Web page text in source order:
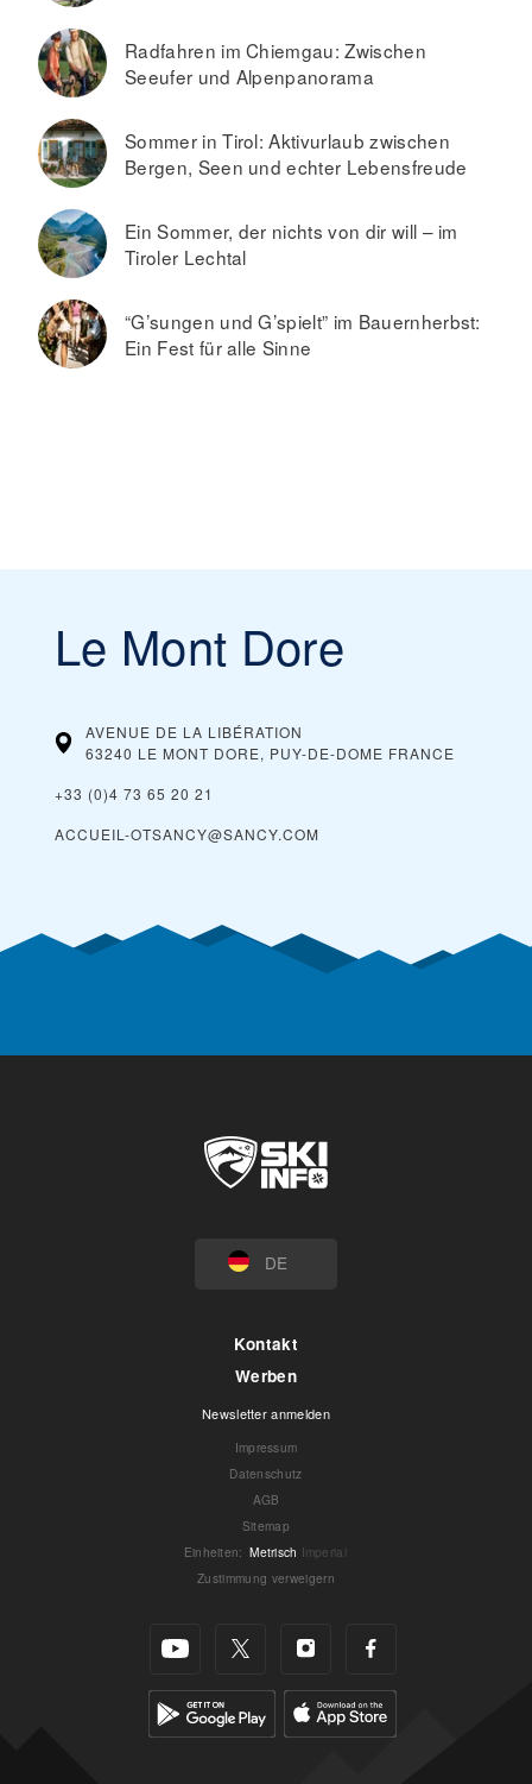
Radfahren im Chiemgau: Zwischen
Seeufer und Alpenpanorama
Sommer in Tirol: Aktivurlaub zwischen
Bergen, Seen und echter Lebensfreude
Ein Sommer, der nichts von dir will – im
Tiroler Lechtal
“G’sungen und G’spielt” im Bauernherbst:
Ein Fest für alle Sinne
Le Mont Dore
AVENUE DE LA LIBÉRATION
63240 LE MONT DORE, PUY-DE-DOME FRANCE
+33 (0)4 73 65 20 21
ACCUEIL-OTSANCY@SANCY.COM
DE
Kontakt
Werben
Newsletter anmelden
Impressum
Datenschutz
AGB
Sitemap
Einheiten: Metrisch Imperial
Zustimmung verweigern